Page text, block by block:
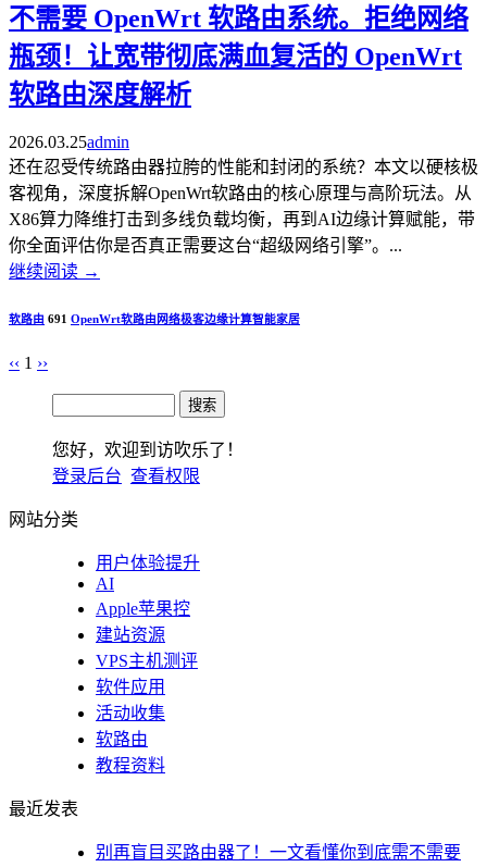
不需要 OpenWrt 软路由系统。拒绝网络
瓶颈！让宽带彻底满血复活的 OpenWrt
软路由深度解析
2026.03.25admin
还在忍受传统路由器拉胯的性能和封闭的系统？本文以硬核极
客视角，深度拆解OpenWrt软路由的核心原理与高阶玩法。从
X86算力降维打击到多线负载均衡，再到AI边缘计算赋能，带
你全面评估你是否真正需要这台“超级网络引擎”。...
继续阅读 →
软路由 691 OpenWrt软路由 网络极客边缘计算智能家居
‹‹ 1 ››
您好，欢迎到访吹乐了！
登录后台 查看权限
网站分类
用户体验提升
AI
Apple苹果控
建站资源
VPS主机测评
软件应用
活动收集
软路由
教程资料
最近发表
别再盲目买路由器了！一文看懂你到底需不需要